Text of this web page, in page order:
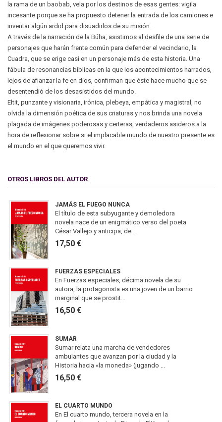
la rama de un baobab, vela por los destinos de esas gentes: vigila
incesante porque se ha propuesto detener la entrada de los camiones e
inventar algún ardid para disuadirlos de su misión.
A través de la narración de la Búha, asistimos al desfile de una serie de
personajes que harán frente común para defender el vecindario, la
Cuadra, que se erige casi en un personaje más de esta historia. Una
fábula de resonancias bíblicas en la que los acontecimientos narrados,
lejos de afianzar la fe en dios, confirman que éste hace mucho que se
desentendió de los desasistidos del mundo.
Eltit, punzante y visionaria, irónica, plebeya, empática y magistral, no
olvida la dimensión poética de sus criaturas y nos brinda una novela
plagada de imágenes poderosas y certeras, verdaderos asideros a la
hora de reflexionar sobre si el implacable mundo de nuestro presente es
el mundo en el que queremos vivir.
OTROS LIBROS DEL AUTOR
JAMÁS EL FUEGO NUNCA
El título de esta subyugante y demoledora
novela nace de un enigmático verso del poeta
César Vallejo y anticipa, de ...
17,50 €
FUERZAS ESPECIALES
En Fuerzas especiales, décima novela de su
autora, la protagonista es una joven de un barrio
marginal que se prostit...
16,50 €
SUMAR
Sumar relata una marcha de vendedores
ambulantes que avanzan por la ciudad y la
Historia hacia «la moneda» (jugando ...
16,50 €
EL CUARTO MUNDO
En El cuarto mundo, tercera novela en la